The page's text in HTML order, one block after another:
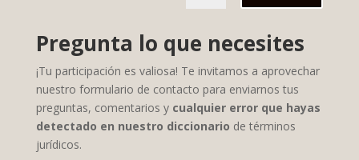
Pregunta lo que necesites
¡Tu participación es valiosa! Te invitamos a aprovechar
nuestro formulario de contacto para enviarnos tus
preguntas, comentarios y cualquier error que hayas
detectado en nuestro diccionario de términos
jurídicos.